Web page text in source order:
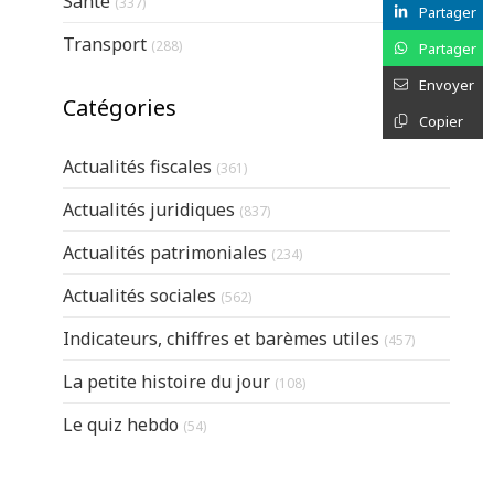
Partager
Partager
Envoyer
Copier
Transport (288)Articles Count
Catégories
Actualités fiscales (361)
Actualités juridiques (837)
Actualités patrimoniales (234)
Actualités sociales (562)
Indicateurs, chiffres et barèmes utiles (457)
La petite histoire du jour (108)
Le quiz hebdo (54)